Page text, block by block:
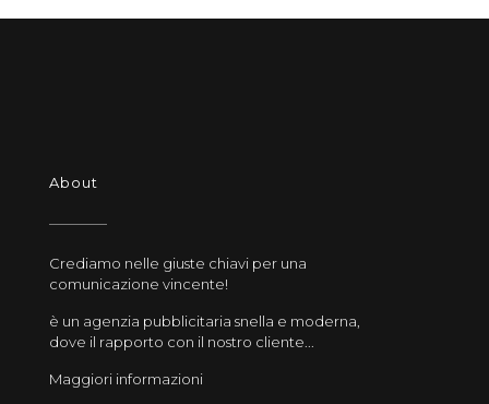
About
Crediamo nelle giuste chiavi per una
comunicazione vincente!
è un agenzia pubblicitaria snella e moderna,
dove il rapporto con il nostro cliente...
Maggiori informazioni